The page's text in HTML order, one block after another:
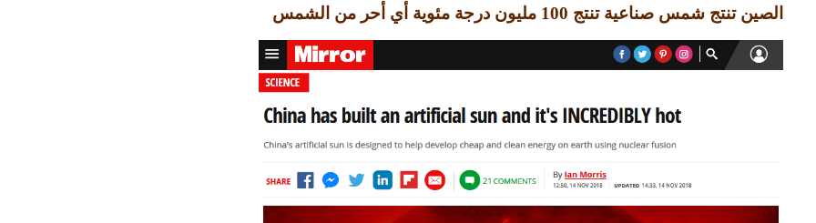
الصين تنتج شمس صناعية تنتج 100 مليون درجة مئوية أي أحر من الشمس